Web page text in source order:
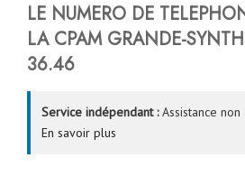
LE NUMERO DE
LA CPAM GRANDE-
36.46
Service indépendant :Assistance
En savoir plus